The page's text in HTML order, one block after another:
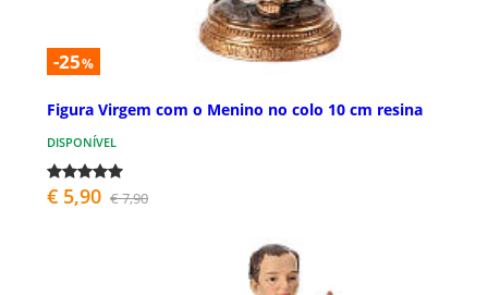
-25%
Figura Virgem com o Menino no colo 10 cm resina
DISPONÍVEL
€ 5,90 € 7,90